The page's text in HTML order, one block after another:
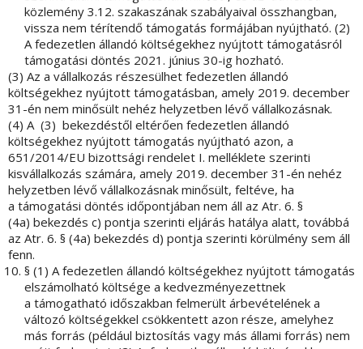
közlemény 3.12. szakaszának szabályaival összhangban,
vissza nem térítendő támogatás formájában nyújtható. (2)
A fedezetlen állandó költségekhez nyújtott támogatásról
támogatási döntés 2021. június 30-ig hozható.
(3) Az a vállalkozás részesülhet fedezetlen állandó
költségekhez nyújtott támogatásban, amely 2019. december
31-én nem minősült nehéz helyzetben lévő vállalkozásnak.
(4) A (3) bekezdéstől eltérően fedezetlen állandó
költségekhez nyújtott támogatás nyújtható azon, a
651/2014/EU bizottsági rendelet I. melléklete szerinti
kisvállalkozás számára, amely 2019. december 31-én nehéz
helyzetben lévő vállalkozásnak minősült, feltéve, ha
a támogatási döntés időpontjában nem áll az Atr. 6. §
(4a) bekezdés c) pontja szerinti eljárás hatálya alatt, továbbá
az Atr. 6. § (4a) bekezdés d) pontja szerinti körülmény sem áll
fenn.
§ (1) A fedezetlen állandó költségekhez nyújtott támogatás
elszámolható költsége a kedvezményezettnek
a támogatható időszakban felmerült árbevételének a
változó költségekkel csökkentett azon része, amelyhez
más forrás (például biztosítás vagy más állami forrás) nem